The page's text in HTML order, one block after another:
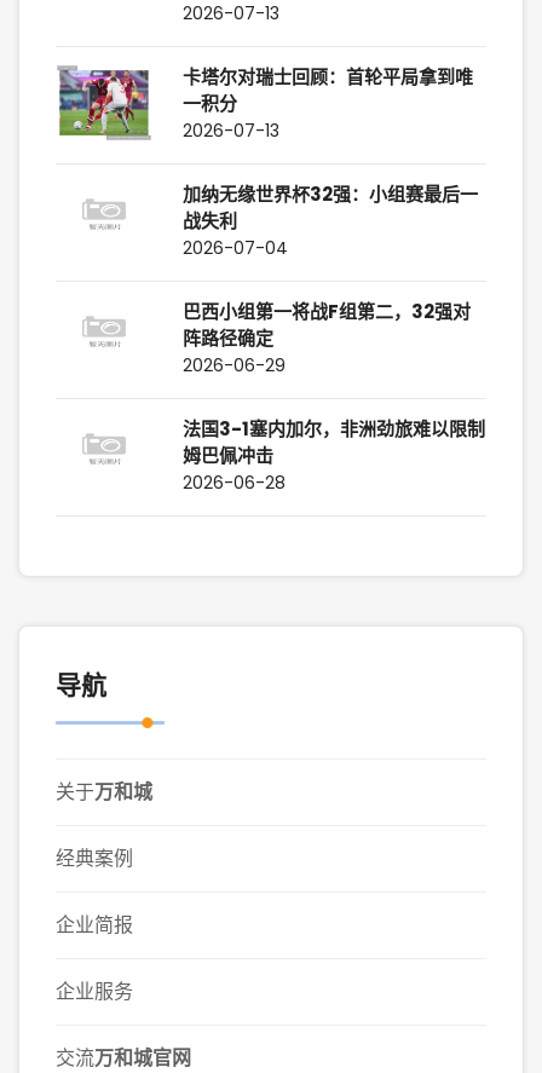
2026-07-13
卡塔尔对瑞士回顾：首轮平局拿到唯
一积分
2026-07-13
加纳无缘世界杯32强：小组赛最后一
战失利
2026-07-04
巴西小组第一将战F组第二，32强对
阵路径确定
2026-06-29
法国3-1塞内加尔，非洲劲旅难以限制
姆巴佩冲击
2026-06-28
导航
关于万和城
经典案例
企业简报
企业服务
交流万和城官网